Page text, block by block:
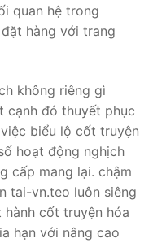
quan hệ trong
hàng với trang
không riêng gì
cạnh đó thuyết phục
biểu lộ cốt truyện
hoạt động nghịch
cấp mang lại. chậm
tai-vn.teo luôn siêng
cốt truyện hóa
hạn với nâng cao